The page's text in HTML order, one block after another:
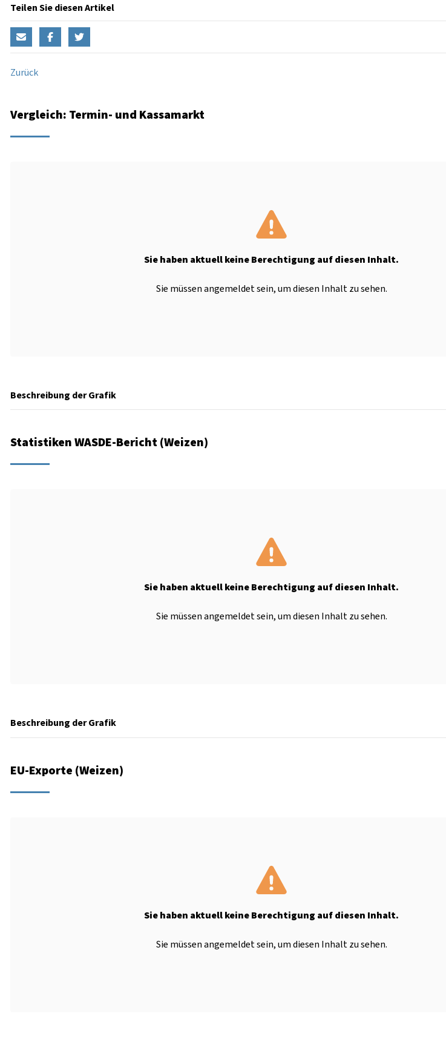
Teilen Sie diesen Artikel
Zurück
Vergleich: Termin- und Kassamarkt
Sie haben aktuell keine Berechtigung auf diesen Inhalt.
Sie müssen angemeldet sein, um diesen Inhalt zu sehen.
Beschreibung der Grafik
Statistiken WASDE-Bericht (Weizen)
Sie haben aktuell keine Berechtigung auf diesen Inhalt.
Sie müssen angemeldet sein, um diesen Inhalt zu sehen.
Beschreibung der Grafik
EU-Exporte (Weizen)
Sie haben aktuell keine Berechtigung auf diesen Inhalt.
Sie müssen angemeldet sein, um diesen Inhalt zu sehen.